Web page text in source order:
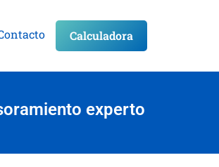
Calculadora
experto